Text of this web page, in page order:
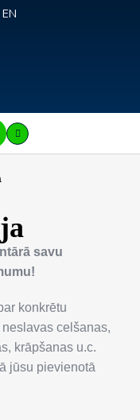
EN
savu
konkrētu
celšanas,
krāpšanas u.c.
jūsu pievienotā